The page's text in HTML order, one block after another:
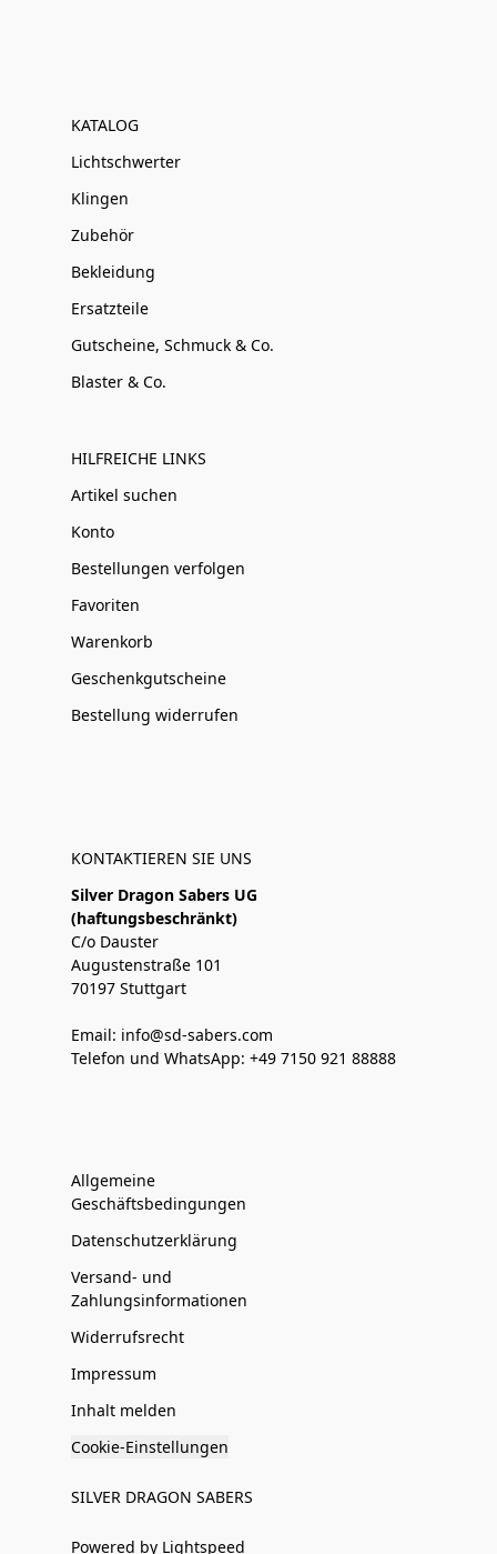
KATALOG
Lichtschwerter
Klingen
Zubehör
Bekleidung
Ersatzteile
Gutscheine, Schmuck & Co.
Blaster & Co.
HILFREICHE LINKS
Artikel suchen
Konto
Bestellungen verfolgen
Favoriten
Warenkorb
Geschenkgutscheine
Bestellung widerrufen
KONTAKTIEREN SIE UNS
Silver Dragon Sabers UG
(haftungsbeschränkt)
C/o Dauster
Augustenstraße 101
70197 Stuttgart
Email: info@sd-sabers.com
Telefon und WhatsApp: +49 7150 921 88888
Allgemeine
Geschäftsbedingungen
Datenschutzerklärung
Versand- und
Zahlungsinformationen
Widerrufsrecht
Impressum
Inhalt melden
Cookie-Einstellungen
SILVER DRAGON SABERS
Powered by Lightspeed